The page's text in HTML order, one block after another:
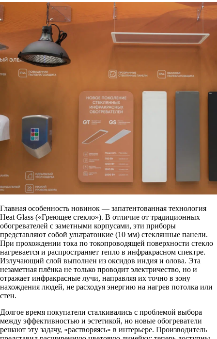
Главная особенность новинок — запатентованная технология
Heat Glass («Греющее стекло»). В отличие от традиционных
обогревателей с заметными корпусами, эти приборы
представляют собой ультратонкие (10 мм) стеклянные панели.
При прохождении тока по токопроводящей поверхности стекло
нагревается и распространяет тепло в инфракрасном спектре.
Излучающий слой выполнен из оксидов индия и олова. Эта
незаметная плёнка не только проводит электричество, но и
отражает инфракрасные лучи, направляя их точно в зону
нахождения людей, не расходуя энергию на нагрев потолка или
стен.
Долгое время покупатели сталкивались с проблемой выбора
между эффективностью и эстетикой, но новые обогреватели
решают эту задачу, «растворяясь» в интерьере. Производитель